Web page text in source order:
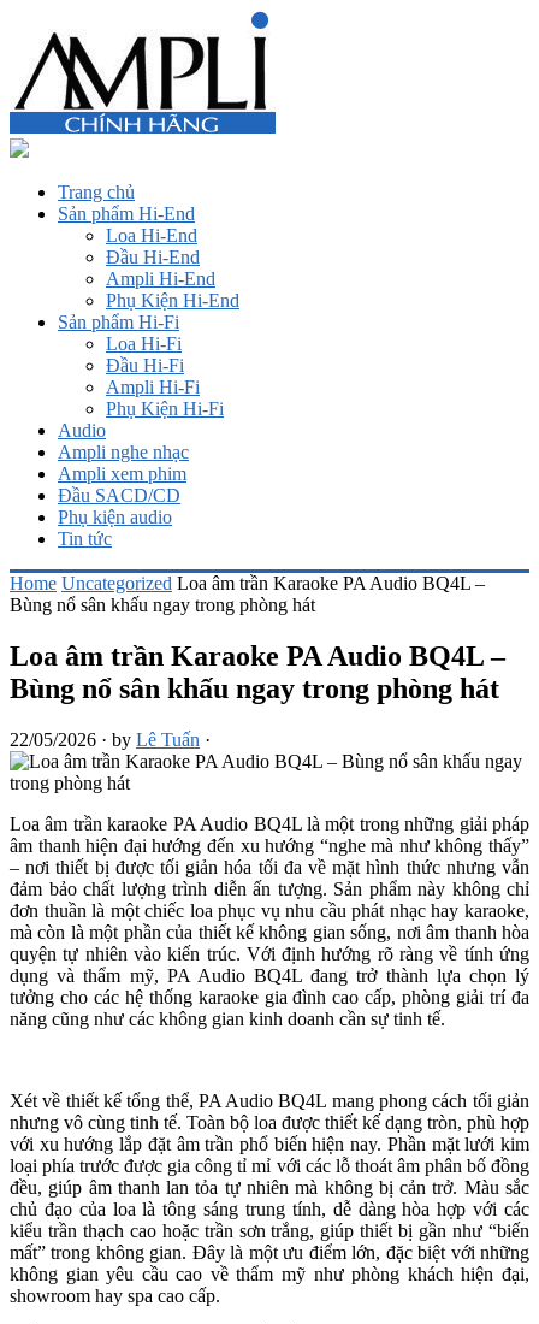
Trang chủ
Sản phẩm Hi-End
Loa Hi-End
Đầu Hi-End
Ampli Hi-End
Phụ Kiện Hi-End
Sản phẩm Hi-Fi
Loa Hi-Fi
Đầu Hi-Fi
Ampli Hi-Fi
Phụ Kiện Hi-Fi
Audio
Ampli nghe nhạc
Ampli xem phim
Đầu SACD/CD
Phụ kiện audio
Tin tức
Home Uncategorized Loa âm trần Karaoke PA Audio BQ4L –
Bùng nổ sân khấu ngay trong phòng hát
Loa âm trần Karaoke PA Audio BQ4L –
Bùng nổ sân khấu ngay trong phòng hát
22/05/2026 · by Lê Tuấn ·
Loa âm trần karaoke PA Audio BQ4L là một trong những giải pháp
âm thanh hiện đại hướng đến xu hướng “nghe mà như không thấy”
– nơi thiết bị được tối giản hóa tối đa về mặt hình thức nhưng vẫn
đảm bảo chất lượng trình diễn ấn tượng. Sản phẩm này không chỉ
đơn thuần là một chiếc loa phục vụ nhu cầu phát nhạc hay karaoke,
mà còn là một phần của thiết kế không gian sống, nơi âm thanh hòa
quyện tự nhiên vào kiến trúc. Với định hướng rõ ràng về tính ứng
dụng và thẩm mỹ, PA Audio BQ4L đang trở thành lựa chọn lý
tưởng cho các hệ thống karaoke gia đình cao cấp, phòng giải trí đa
năng cũng như các không gian kinh doanh cần sự tinh tế.
Xét về thiết kế tổng thể, PA Audio BQ4L mang phong cách tối giản
nhưng vô cùng tinh tế. Toàn bộ loa được thiết kế dạng tròn, phù hợp
với xu hướng lắp đặt âm trần phổ biến hiện nay. Phần mặt lưới kim
loại phía trước được gia công tỉ mỉ với các lỗ thoát âm phân bố đồng
đều, giúp âm thanh lan tỏa tự nhiên mà không bị cản trở. Màu sắc
chủ đạo của loa là tông sáng trung tính, dễ dàng hòa hợp với các
kiểu trần thạch cao hoặc trần sơn trắng, giúp thiết bị gần như “biến
mất” trong không gian. Đây là một ưu điểm lớn, đặc biệt với những
không gian yêu cầu cao về thẩm mỹ như phòng khách hiện đại,
showroom hay spa cao cấp.